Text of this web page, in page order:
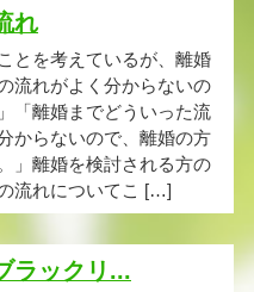
れ
とを考えているが、離婚
流れがよく分からないの
「離婚までどういった流
からないので、離婚の方
」離婚を検討される方の
流れについてこ […]
ラックリ...